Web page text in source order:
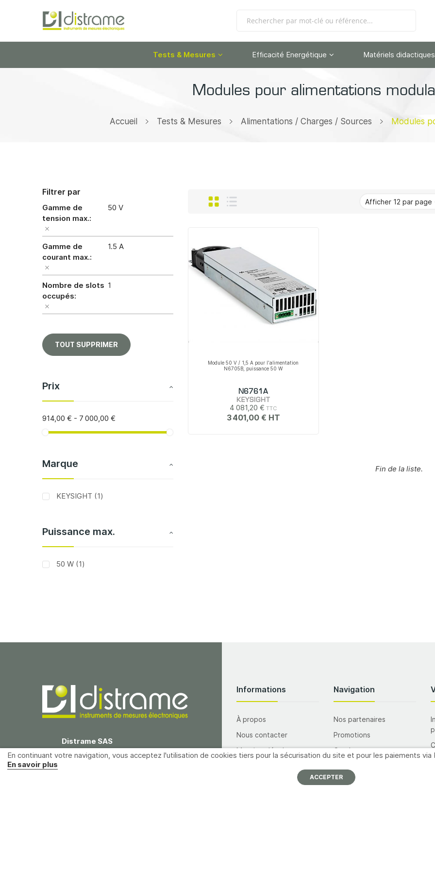
En continuant votre navigation, vous acceptez l'utilisation de cookies tiers pour la sécurisation du site et pour les paiements via
En savoir plus
ACCEPTER
Tests & Mesures Efficacité Energétique Matériels didactiques
Modules pour alimentations
Accueil Tests & Mesures Alimentations / Charges / Sources Modules
Grille
Module 50 V / 1,5 A pour l'alimentation
N6705B, puissance 50 W
N6761A
KEYSIGHT
4 081,20 €
3 401,00 €
Fin de la liste.
Filtrer par
Gamme de
tension max.
50 V
Gamme de
courant max.
1.5 A
Nombre de slots
occupés
1
TOUT SUPPRIMER
Prix
914,00 € - 7 000,00 €
Marque
KEYSIGHT 1article
Puissance max.
50 W 1article
Distrame SAS
Parc du grand Troyes
40 rue de Vienne
Informations
À propos
Nous contacter
Mentions légales
Navigation
Nos partenaires
Promotions
Catalogues